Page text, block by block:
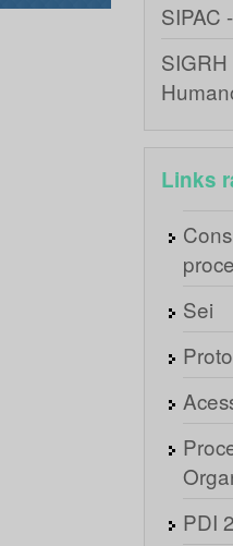
SIPAC
Links
Sei
PDI